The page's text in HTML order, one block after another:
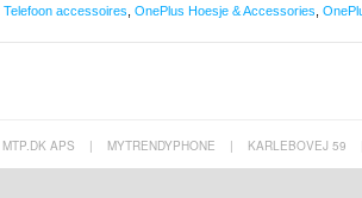
Telefoon accessoires OnePlus Hoesje & Accessories
MTP.DK APS | MYTRENDYPHONE | KARLEBOVEJ 59